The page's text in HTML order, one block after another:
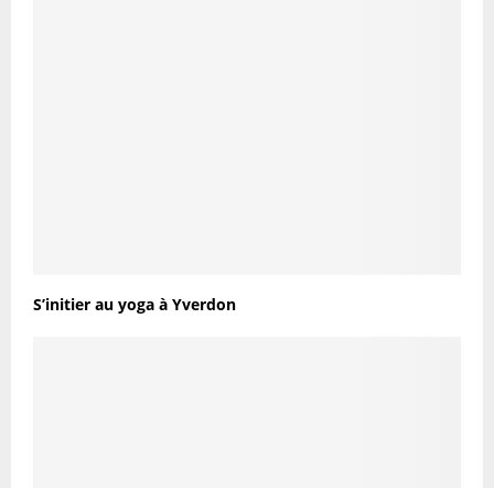
S’initier au yoga à Yverdon